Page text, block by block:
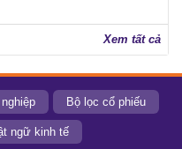
Xem tất cả
Bộ lọc cổ phiếu
ngữ kinh tế